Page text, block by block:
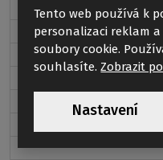
COLA-P
Tento web používá k
personalizaci reklam
soubory cookie.
souhlasíte.Zobrazit
Nastavení